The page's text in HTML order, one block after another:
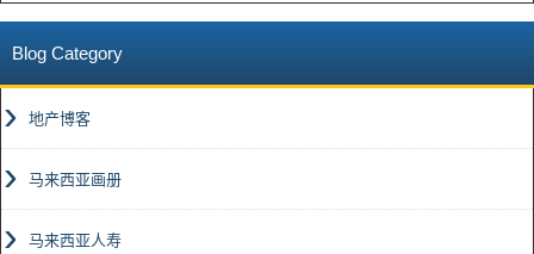
Blog Category
地产博客
马来西亚画册
马来西亚人寿